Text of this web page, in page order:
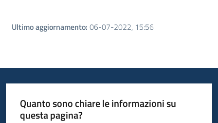
Ultimo aggiornamento: 06-07-2022, 15:56
Quanto sono chiare le informazioni su
questa pagina?